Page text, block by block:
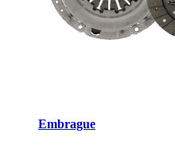
Embrague